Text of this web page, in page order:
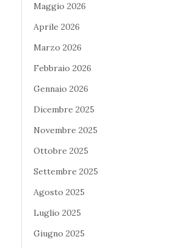
Maggio 2026
Aprile 2026
Marzo 2026
Febbraio 2026
Gennaio 2026
Dicembre 2025
Novembre 2025
Ottobre 2025
Settembre 2025
Agosto 2025
Luglio 2025
Giugno 2025